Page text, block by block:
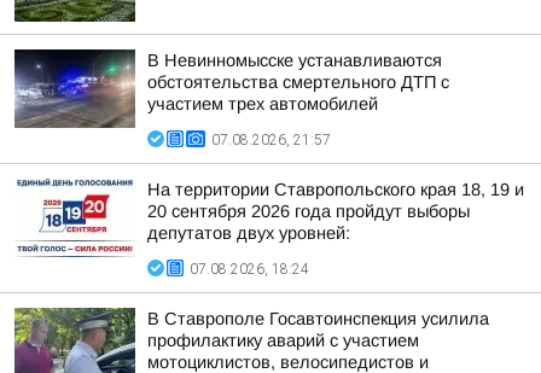
В Невинномысске устанавливаются
обстоятельства смертельного ДТП с
участием трех автомобилей
07.08.2026, 21:57
На территории Ставропольского края 18, 19 и
20 сентября 2026 года пройдут выборы
депутатов двух уровней:
07.08.2026, 18:24
В Ставрополе Госавтоинспекция усилила
профилактику аварий с участием
мотоциклистов, велосипедистов и